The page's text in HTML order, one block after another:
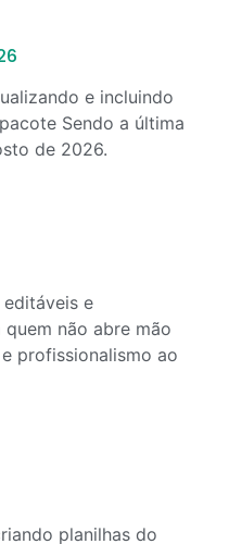
e incluindo
Sendo a última
de 2026.
editáveis e
não abre mão
profissionalismo ao
planilhas do